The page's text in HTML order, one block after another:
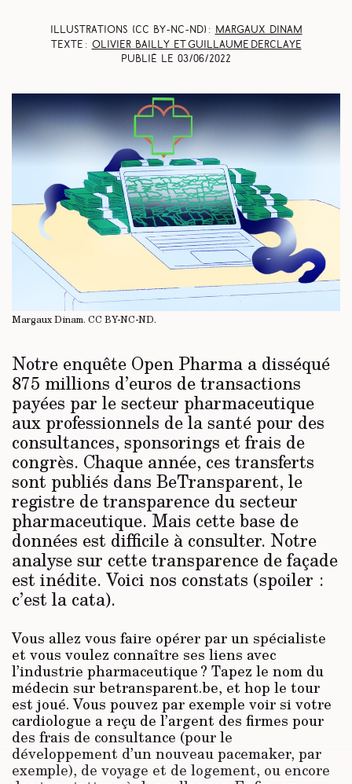
Illustrations (CC BY-NC-ND) :
Margaux Dinam
Texte : Olivier Bailly et Guillaume Derclaye
Publié le 03/06/2022
Margaux Dinam. CC BY-NC-ND.
Notre enquête Open Pharma a disséqué
875 millions d’euros de transactions
payées par le secteur pharmaceutique
aux professionnels de la santé pour des
consul­tances, sponsorings et frais de
congrès. Chaque année, ces transferts
sont publiés dans BeTransparent, le
registre de transparence du secteur
pharmaceutique. Mais cette base de
données est difficile à consulter. Notre
analyse sur cette transparence de façade
est inédite. Voici nos constats (spoiler :
c’est la cata).
Vous allez vous faire opérer par un spécialiste
et vous voulez connaître ses liens avec
l’industrie pharmaceutique ? Tapez le nom du
médecin sur betransparent.be, et hop le tour
est joué. Vous pouvez par exemple voir si votre
cardiologue a reçu de l’argent des firmes pour
des frais de consultance (pour le
développement d’un nouveau pacemaker, par
exemple), de voyage et de logement, ou encore